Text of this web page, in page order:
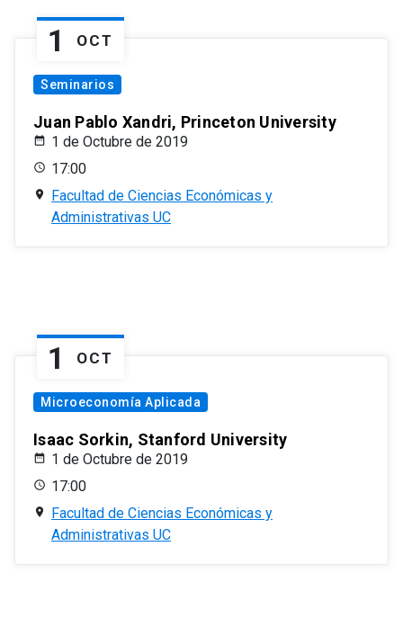
1 OCT
Seminarios
Juan Pablo Xandri, Princeton University
1 de Octubre de 2019
17:00
Facultad de Ciencias Económicas y
Administrativas UC
1 OCT
Microeconomía Aplicada
Isaac Sorkin, Stanford University
1 de Octubre de 2019
17:00
Facultad de Ciencias Económicas y
Administrativas UC